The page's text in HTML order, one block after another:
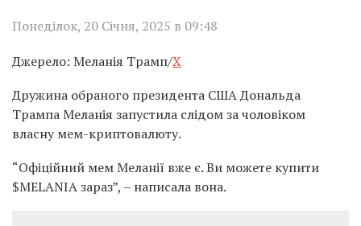
Понеділок, 20 Січня, 2025 в 09:48
Джерело: Меланія Трамп/X
Дружина обраного президента США Дональда
Трампа Меланія запустила слідом за чоловіком
власну мем-криптовалюту.
“Офіційний мем Меланії вже є. Ви можете купити
$MELANIA зараз”, – написала вона.